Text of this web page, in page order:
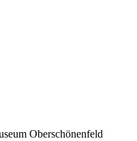
Oberschönenfeld